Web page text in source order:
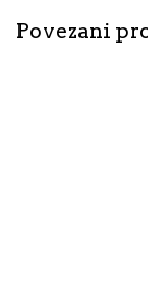
Povezani